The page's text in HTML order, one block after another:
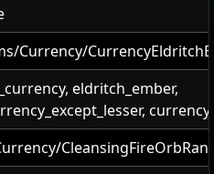
Currency/
eldritch_ember,
currency